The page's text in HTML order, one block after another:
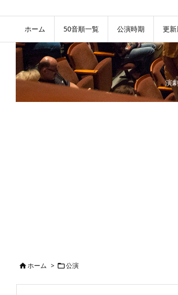
ホーム 50音順一覧 公演時期 更
演
ホーム > 公演